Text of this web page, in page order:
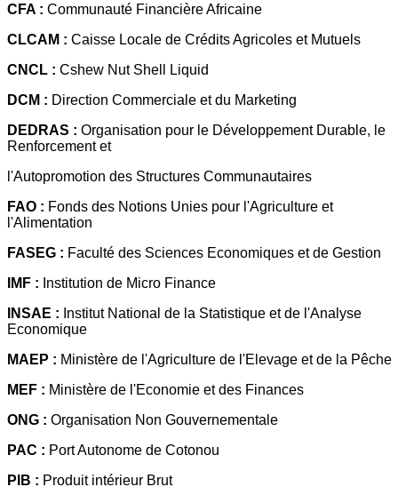
CFA : Communauté Financière Africaine
CLCAM : Caisse Locale de Crédits Agricoles et Mutuels
CNCL : Cshew Nut Shell Liquid
DCM : Direction Commerciale et du Marketing
DEDRAS : Organisation pour le Développement Durable, le
Renforcement et
l'Autopromotion des Structures Communautaires
FAO : Fonds des Notions Unies pour l'Agriculture et
l'Alimentation
FASEG : Faculté des Sciences Economiques et de Gestion
IMF : Institution de Micro Finance
INSAE : Institut National de la Statistique et de l'Analyse
Economique
MAEP : Ministère de l'Agriculture de l'Elevage et de la Pêche
MEF : Ministère de l'Economie et des Finances
ONG : Organisation Non Gouvernementale
PAC : Port Autonome de Cotonou
PIB : Produit intérieur Brut